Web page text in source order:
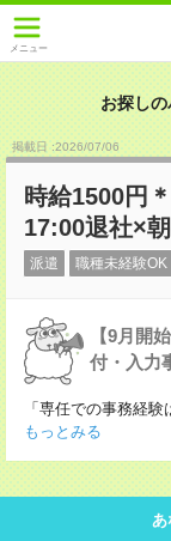
メニュー
お探しの
掲載日 :2026/07/06
時給1500円
17:00退社×
派遣 職種未経験OK
【9月開
付・入力
「専任での事務経
もっとみる
あ